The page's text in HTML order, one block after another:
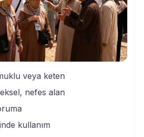
veya keten
nefes alan
kullanım